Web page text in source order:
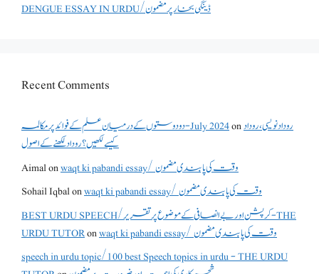
DENGUE ESSAY IN URDU/ڈینگی بخار پر مضمون
Recent Comments
دو دوستوں کے درمیان علم کے فوائد پر مکالمہ - July 2024onروداد نویسی ،روداد
کیسے لکھیں؟ روداد لکھنے کے اصول
Aimalon
waqt ki pabandi essay/ وقت کی پابندی مضمون
Sohail Iqbalon
waqt ki pabandi essay/ وقت کی پابندی مضمون
BEST URDU SPEECH/کرپشن اور بے انصافی کے موضوع پر تقریر - THE
URDU TUTORon
waqt ki pabandi essay/ وقت کی پابندی مضمون
speech in urdu topic/100 best Speech topics in urdu - THE URDU